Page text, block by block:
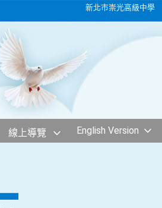
新北市崇光高級中學
線上導覽 English Version